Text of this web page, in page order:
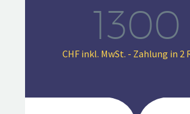
1300
CHF inkl. MwSt. - Zahlung in 2